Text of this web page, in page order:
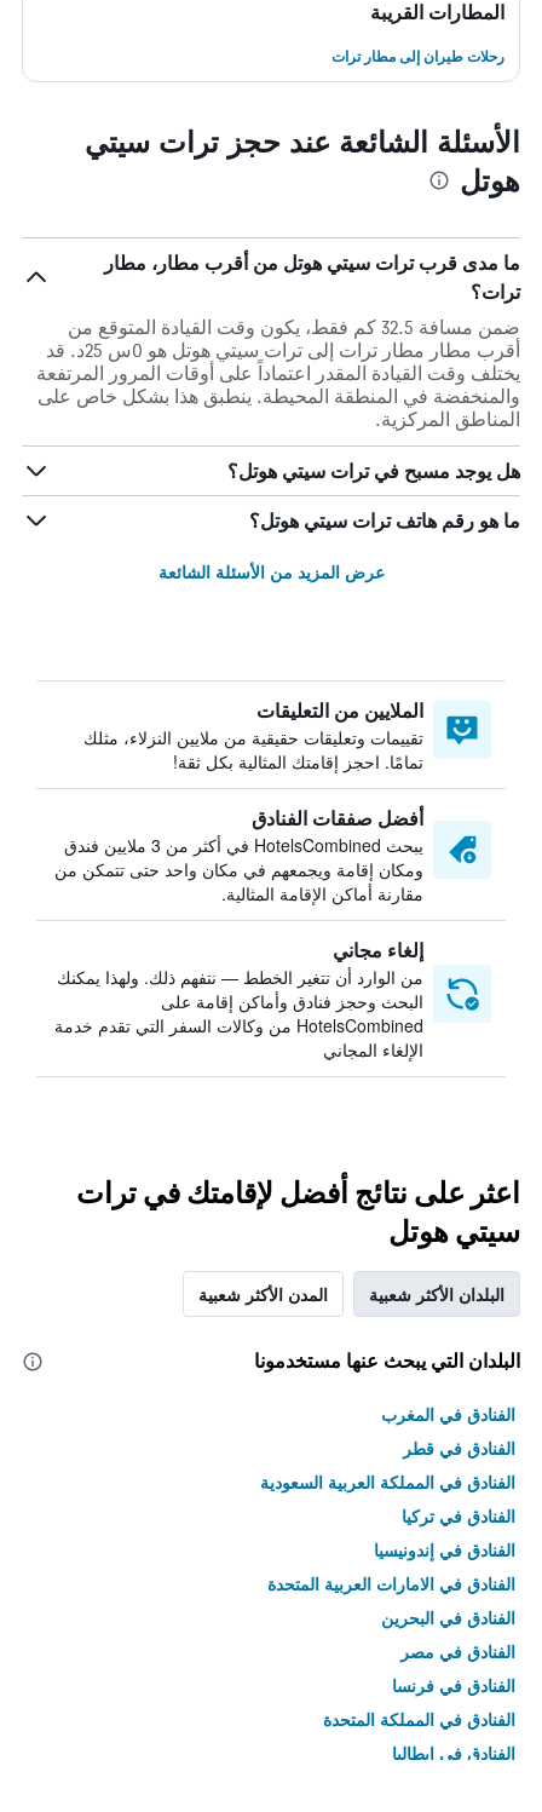
المطارات القريبة
رحلات طيران إلى مطار ترات
الأسئلة الشائعة عند حجز ترات سيتي
هوتل
ما مدى قرب ترات سيتي هوتل من أقرب مطار، مطار
ترات؟
ضمن مسافة 32.5 كم فقط، يكون وقت القيادة المتوقع من
أقرب مطار مطار ترات إلى ترات سيتي هوتل هو 0س 25د. قد
يختلف وقت القيادة المقدر اعتماداً على أوقات المرور المرتفعة
والمنخفضة في المنطقة المحيطة. ينطبق هذا بشكل خاص على
المناطق المركزية.
هل يوجد مسبح في ترات سيتي هوتل؟
ما هو رقم هاتف ترات سيتي هوتل؟
عرض المزيد من الأسئلة الشائعة
الملايين من التعليقات
تقييمات وتعليقات حقيقية من ملايين النزلاء، مثلك
تمامًا. احجز إقامتك المثالية بكل ثقة!
أفضل صفقات الفنادق
يبحث HotelsCombined في أكثر من 3 ملايين فندق
ومكان إقامة ويجمعهم في مكان واحد حتى تتمكن من
مقارنة أماكن الإقامة المثالية.
إلغاء مجاني
من الوارد أن تتغير الخطط — نتفهم ذلك. ولهذا يمكنك
البحث وحجز فنادق وأماكن إقامة على
HotelsCombined من وكالات السفر التي تقدم خدمة
الإلغاء المجاني
اعثر على نتائج أفضل لإقامتك في ترات
سيتي هوتل
البلدان الأكثر شعبية المدن الأكثر شعبية
البلدان التي يبحث عنها مستخدمونا
الفنادق في المغرب
الفنادق في قطر
الفنادق في المملكة العربية السعودية
الفنادق في تركيا
الفنادق في إندونيسيا
الفنادق في الامارات العربية المتحدة
الفنادق في البحرين
الفنادق في مصر
الفنادق في فرنسا
الفنادق في المملكة المتحدة
الفنادق في إيطاليا